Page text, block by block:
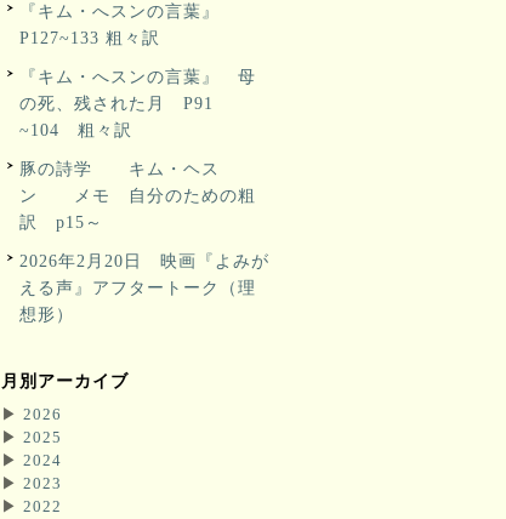
『キム・へスンの言葉』
P127~133 粗々訳
『キム・へスンの言葉』 母
の死、残された月 P91
~104 粗々訳
豚の詩学 キム・ヘス
ン メモ 自分のための粗
訳 p15～
2026年2月20日 映画『よみが
える声』アフタートーク（理
想形）
月別アーカイブ
▶ 2026
▶ 2025
▶ 2024
▶ 2023
▶ 2022